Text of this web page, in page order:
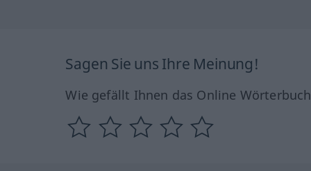
Sagen Sie uns Ihre Meinung!
Wie gefällt Ihnen das Online